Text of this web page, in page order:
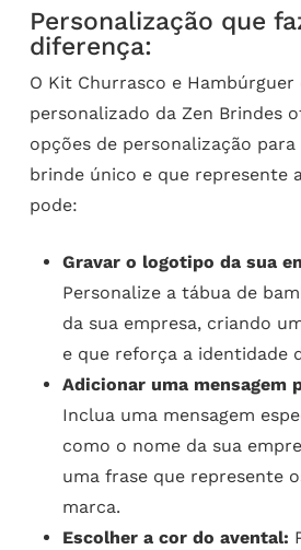
Personalização que
diferença:
O Kit Churrasco e Hambúrguer
personalizado da Zen Brindes
opções de personalização
brinde único e que represente
pode:
Gravar o logotipo da sua
Personalize a tábua de
da sua empresa, criando
e que reforça a identidade
Adicionar uma mensagem
Inclua uma mensagem
como o nome da sua
uma frase que represente
marca.
Escolher a cor do avental: